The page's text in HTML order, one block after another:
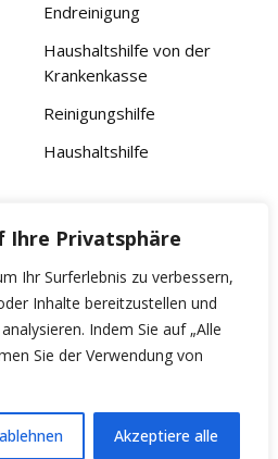
Ihre Privatsphäre
Ihr Surferlebnis zu verbessern,
Inhalte bereitzustellen und
Indem Sie auf „Alle
Sie der Verwendung von
Akzeptiere alle
Endreinigung
Haushaltshilfe von der
Krankenkasse
Reinigungshilfe
Haushaltshilfe
deutschland.de